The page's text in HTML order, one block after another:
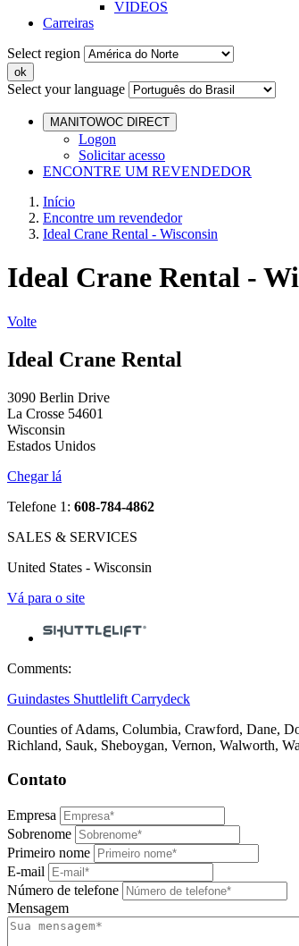
VIDEOS
Carreiras
Select region
Select your language
MANITOWOC DIRECT
Logon
Solicitar acesso
ENCONTRE UM REVENDEDOR
Início
Encontre um revendedor
Ideal Crane Rental - Wisconsin
Ideal Crane Rental -
Volte
Ideal Crane Rental
3090 Berlin Drive
La Crosse 54601
Wisconsin
Estados Unidos
Chegar lá
Telefone 1: 608-784-4862
SALES & SERVICES
United States - Wisconsin
Vá para o site
Comments:
Guindastes Shuttlelift Carrydeck
Counties of Adams, Columbia, Crawford, Dane,
Richland, Sauk, Sheboygan, Vernon, Walworth,
Contato
Empresa
Sobrenome
Primeiro nome
E-mail
Número de telefone
Mensagem